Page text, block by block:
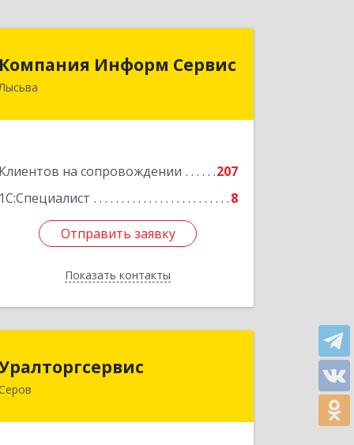
Компания Информ Сервис
Лысьва
Клиентов на сопровождении
207
1С:Специалист
8
Отправить заявку
Показать контакты
Компания Информ Сервис
618909, Пермский край, Лысьва г,
Отправить заявку
Назад
624980, Свердловская обл, Серов г,